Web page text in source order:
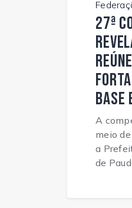
27ª
base
A
meio
a
de